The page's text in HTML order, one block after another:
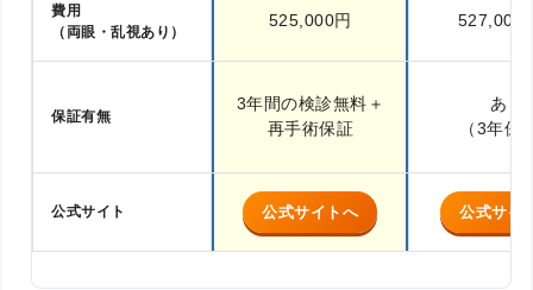
費用
（両眼・乱視あり）
525,000円 527,000
保証有無
3年間の検診無料＋
再手術保証
あり
（3年保
公式サイト 公式サイトへ 公式サイ